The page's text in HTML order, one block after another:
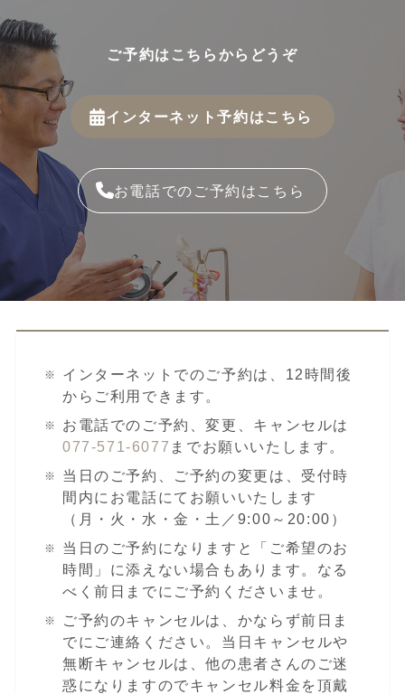
ご予約はこちらからどうぞ
インターネット予約はこちら
お電話でのご予約はこちら
インターネットでのご予約は、12時間後
からご利用できます。
お電話でのご予約、変更、キャンセルは
077-571-6077 までお願いいたします。
当日のご予約、ご予約の変更は、受付時
間内にお電話にてお願いいたします
（月・火・水・金・土／9:00～20:00）
当日のご予約になりますと「ご希望のお
時間」に添えない場合もあります。なる
べく前日までにご予約くださいませ。
ご予約のキャンセルは、かならず前日ま
でにご連絡ください。当日キャンセルや
無断キャンセルは、他の患者さんのご迷
惑になりますのでキャンセル料金を頂戴